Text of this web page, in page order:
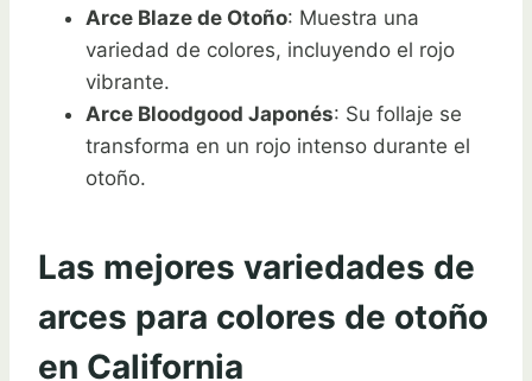
Arce Blaze de Otoño: Muestra una
variedad de colores, incluyendo el rojo
vibrante.
Arce Bloodgood Japonés: Su follaje se
transforma en un rojo intenso durante el
otoño.
Las mejores variedades de
arces para colores de otoño
en California